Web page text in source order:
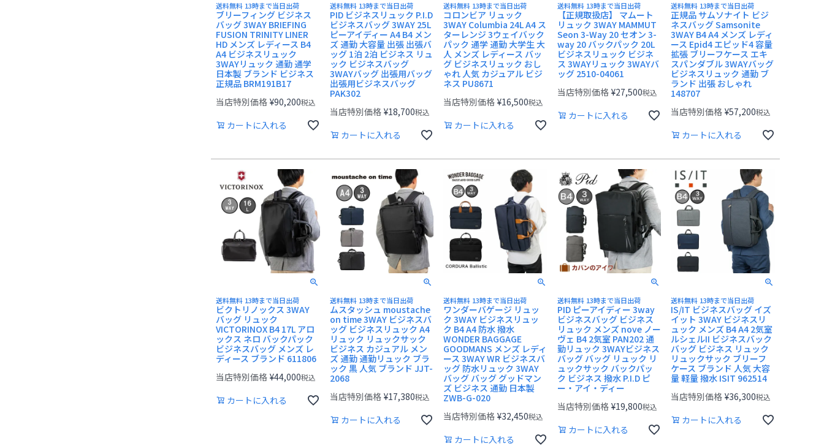
送料無料 13時まで当日出荷
ブリーフィング ビジネス
バッグ 3WAY BRIEFING
FUSION TRINITY LINER
HD メンズ レディース B4
A4 ビジネスリュック
3WAYリュック 通勤 通学
日本製 ブランド ビジネス
正規品 BRM191B17
当店特別価格 ¥90,200税込
カートに入れる
送料無料 13時まで当日出荷
PID ビジネスリュック P.I.D
ビジネスバッグ 3WAY 25L
ピーアイディー A4 B4 メン
ズ 通勤 大容量 出張 出張バ
ッグ 1泊 2泊 ビジネス リュ
ック ビジネスバッグ
3WAYバッグ 出張用バッグ
出張用ビジネスバッグ
PAK302
当店特別価格 ¥18,700税込
カートに入れる
送料無料 13時まで当日出荷
コロンビア リュック
3WAY Columbia 24L A4 ス
ターレンジ 3ウェイバック
パック 通学 通勤 大学生 大
人 メンズ レディース バッ
グ ビジネスリュック おし
ゃれ 人気 カジュアル ビジ
ネス PU8671
当店特別価格 ¥16,500税込
カートに入れる
送料無料 13時まで当日出荷
【正規取扱店】 マムート
リュック 3WAY MAMMUT
Seon 3-Way 20 セオン 3-
way 20 バックパック 20L
ビジネスリュック ビジネ
ス 3WAYリュック 3WAYバ
ッグ 2510-04061
当店特別価格 ¥27,500税込
カートに入れる
送料無料 13時まで当日出荷
正規品 サムソナイト ビジ
ネスバッグ Samsonite
3WAY B4 A4 メンズ レディ
ース Epid4 エピッド4 容量
拡張 ブリーフケース エキ
スパンダブル 3WAYバッグ
ビジネスリュック 通勤 ブ
ランド 出張 おしゃれ
148707
当店特別価格 ¥57,200税込
カートに入れる
送料無料 13時まで当日出荷
ビクトリノックス 3WAY
バッグ リュック
VICTORINOX B4 17L アロ
ックス ネロ バックパック
ビジネスバッグ メンズ レ
ディース ブランド 611806
当店特別価格 ¥44,000税込
カートに入れる
送料無料 13時まで当日出荷
ムスタッシュ moustache
on time 3WAY ビジネスバ
ッグ ビジネスリュック A4
リュック リュックサック
ビジネス カジュアル メン
ズ 通勤 通勤リュック ブラ
ック 黒 人気 ブランド JJT-
2068
当店特別価格 ¥17,380税込
カートに入れる
送料無料 13時まで当日出荷
ワンダーバゲージ リュッ
ク 3WAY ビジネスリュッ
ク B4 A4 防水 撥水
WONDER BAGGAGE
GOODMANS メンズ レディ
ース 3WAY WR ビジネスバ
ッグ 防水リュック 3WAY
バッグ バッグ グッドマン
ズ ビジネス 通勤 日本製
ZWB-G-020
当店特別価格 ¥32,450税込
カートに入れる
送料無料 13時まで当日出荷
PID ピーアイディー 3way
ビジネスバッグ ビジネス
リュック メンズ nove ノー
ヴェ B4 2気室 PAN202 通
勤リュック 3WAYビジネス
バッグ バッグ リュック リ
ュックサック バックパッ
ク ビジネス 撥水 P.I.D ピ
ー・アイ・ディー
当店特別価格 ¥19,800税込
カートに入れる
送料無料 13時まで当日出荷
IS/IT ビジネスバッグ イズ
イット 3WAY ビジネスリ
ュック メンズ B4 A4 2気室
ルシェルII ビジネスバック
バッグ ビジネス リュック
リュックサック ブリーフ
ケース ブランド 人気 大容
量 軽量 撥水 ISIT 962514
当店特別価格 ¥36,300税込
カートに入れる